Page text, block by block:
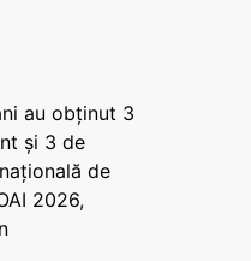
au obținut 3
și 3 de
de
2026,